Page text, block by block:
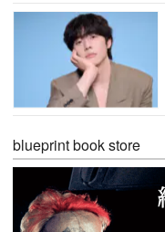
blueprint book store